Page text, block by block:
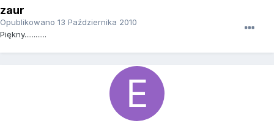
zaur
Opublikowano 13 Października 2010
Piękny............